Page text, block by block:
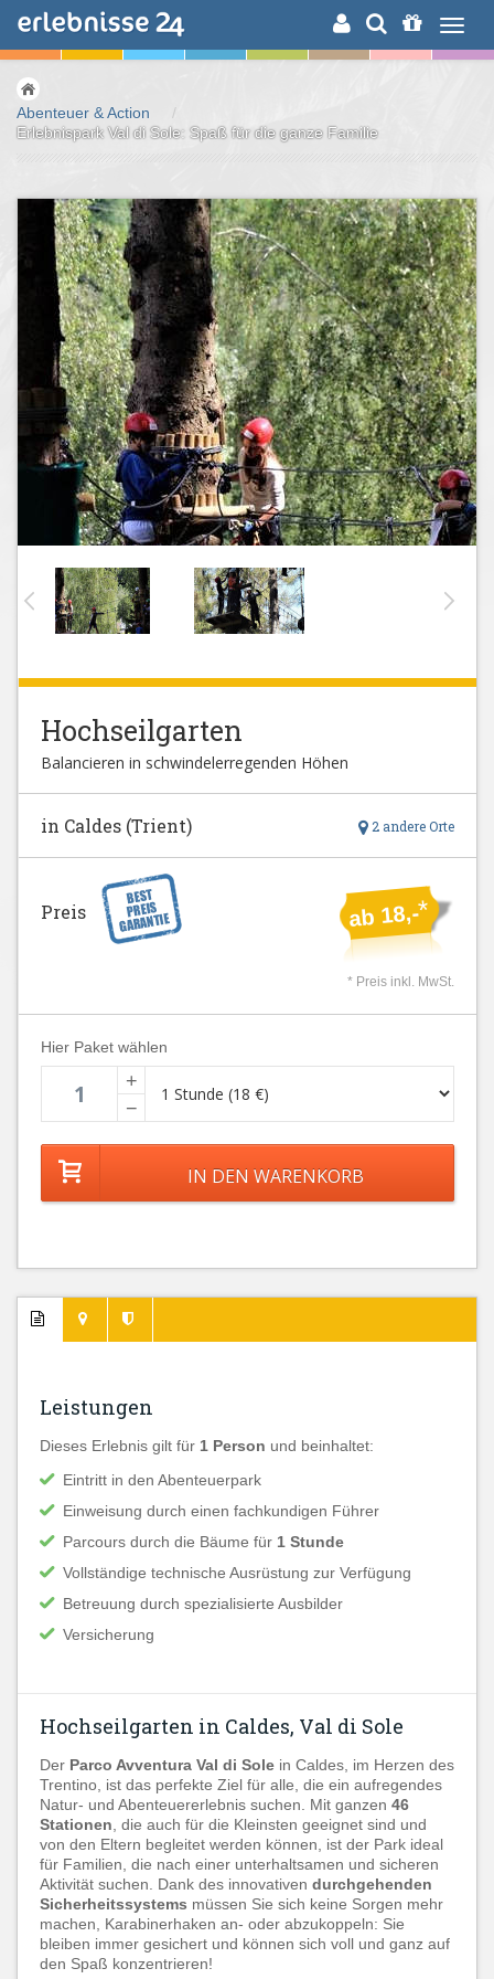
ERLEBNISSUCHE
Abenteuer & Action
/
Erlebnispark Val di Sole: Spaß für die ganze Familie
Hochseilgarten
Balancieren in schwindelerregenden Höhen
2 andere Orte
in Caldes (Trient)
ab 18,-*
Preis
* Preis inkl. MwSt.
Hier Paket wählen
+
−
Leistungen
Dieses Erlebnis gilt für 1 Person und beinhaltet:
Eintritt in den Abenteuerpark
Einweisung durch einen fachkundigen Führer
Parcours durch die Bäume für 1 Stunde
Vollständige technische Ausrüstung zur Verfügung
Betreuung durch spezialisierte Ausbilder
Versicherung
Hochseilgarten in Caldes, Val di Sole
Der Parco Avventura Val di Sole in Caldes, im Herzen des
Trentino, ist das perfekte Ziel für alle, die ein aufregendes
Natur- und Abenteuererlebnis suchen. Mit ganzen 46
Stationen , die auch für die Kleinsten geeignet sind und
von den Eltern begleitet werden können, ist der Park ideal
für Familien, die nach einer unterhaltsamen und sicheren
Aktivität suchen. Dank des innovativen durchgehenden
Sicherheitssystems müssen Sie sich keine Sorgen mehr
machen, Karabinerhaken an- oder abzukoppeln: Sie
bleiben immer gesichert und können sich voll und ganz auf
den Spaß konzentrieren!